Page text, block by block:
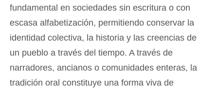
fundamental en sociedades sin escritura o con
escasa alfabetización, permitiendo conservar la
identidad colectiva, la historia y las creencias de
un pueblo a través del tiempo. A través de
narradores, ancianos o comunidades enteras, la
tradición oral constituye una forma viva de